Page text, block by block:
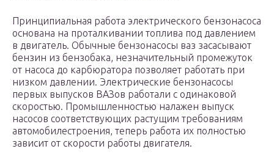
Принципиальная работа электрического бензонасоса
основана на проталкивании топлива под давлением
в двигатель. Обычные бензонасосы ваз засасывают
бензин из бензобака, незначительный промежуток
от насоса до карбюратора позволяет работать при
низком давлении. Электрические бензонасосы
первых выпусков ВАЗов работали с одинаковой
скоростью. Промышленностью налажен выпуск
насосов соответствующих растущим требованиям
автомобилестроения, теперь работа их полностью
зависит от скорости работы двигателя.